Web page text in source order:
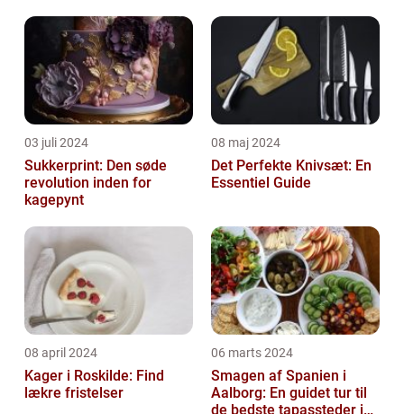
03 juli 2024
Sukkerprint: Den søde
revolution inden for
kagepynt
08 maj 2024
Det Perfekte Knivsæt: En
Essentiel Guide
08 april 2024
Kager i Roskilde: Find
lækre fristelser
06 marts 2024
Smagen af Spanien i
Aalborg: En guidet tur til
de bedste tapassteder i